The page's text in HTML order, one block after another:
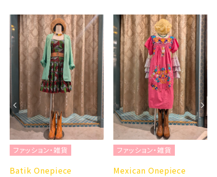
ファッション・雑貨
Batik Onepiece
ファッション・雑貨
Mexican Onepiece